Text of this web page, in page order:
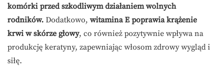
komórki przed szkodliwym działaniem wolnych
rodników. Dodatkowo, witamina E poprawia krążenie
krwi w skórze głowy, co również pozytywnie wpływa na
produkcję keratyny, zapewniając włosom zdrowy wygląd i
siłę.